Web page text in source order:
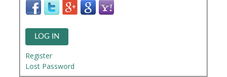
LOG IN
Register
Lost Password